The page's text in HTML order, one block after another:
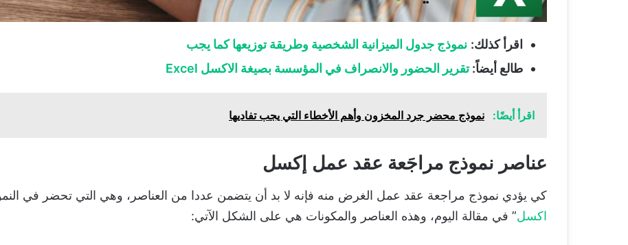
اقرأ كذلك: نموذج جدول الميزانية الشخصية وطريقة توزيعها كما يجب
طالع أيضاً:تقرير الحضور والانصراف في المؤسسة بصيغة الاكسل Excel
اقرأ أيضًا: نموذج محضر جرد المخزون وأهم الأخطاء التي يجب تفاديها
عناصر نموذج مراجَعة عقد عمل إكسل
كي يؤدي نموذج مراجعة عقد عمل الغرض منه فإنه لا بد أن يتضمن عددا من العناصر، وهي التي تحضر في
اكسل” في مقالة اليوم، وهذه العناصر والمكونات هي على الشكل الآتي: